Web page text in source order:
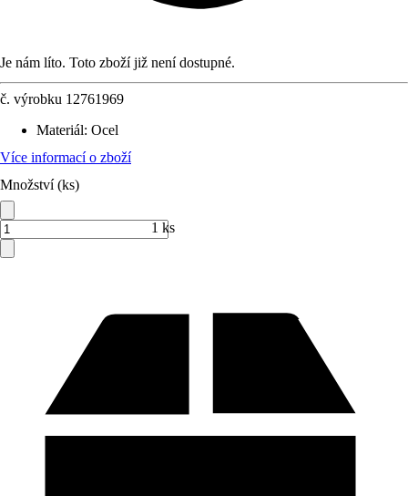
Je nám líto. Toto zboží již není dostupné.
č. výrobku 12761969
Materiál: Ocel
Více informací o zboží
Množství (ks)
1 ks